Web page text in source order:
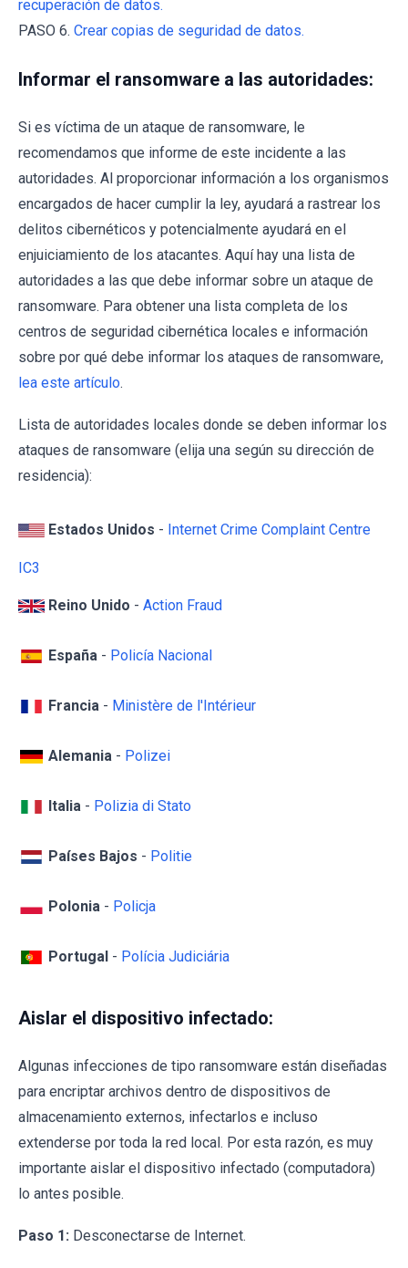
recuperación de datos.
PASO 6. Crear copias de seguridad de datos.
Informar el ransomware a las autoridades:
Si es víctima de un ataque de ransomware, le
recomendamos que informe de este incidente a las
autoridades. Al proporcionar información a los organismos
encargados de hacer cumplir la ley, ayudará a rastrear los
delitos cibernéticos y potencialmente ayudará en el
enjuiciamiento de los atacantes. Aquí hay una lista de
autoridades a las que debe informar sobre un ataque de
ransomware. Para obtener una lista completa de los
centros de seguridad cibernética locales e información
sobre por qué debe informar los ataques de ransomware,
lea este artículo.
Lista de autoridades locales donde se deben informar los
ataques de ransomware (elija una según su dirección de
residencia):
Estados Unidos - Internet Crime Complaint Centre
IC3
Reino Unido - Action Fraud
España - Policía Nacional
Francia - Ministère de l'Intérieur
Alemania - Polizei
Italia - Polizia di Stato
Países Bajos - Politie
Polonia - Policja
Portugal - Polícia Judiciária
Aislar el dispositivo infectado:
Algunas infecciones de tipo ransomware están diseñadas
para encriptar archivos dentro de dispositivos de
almacenamiento externos, infectarlos e incluso
extenderse por toda la red local. Por esta razón, es muy
importante aislar el dispositivo infectado (computadora)
lo antes posible.
Paso 1: Desconectarse de Internet.